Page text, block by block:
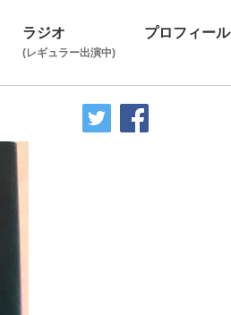
ラジオ
(レギュラー出演中)
プロフィール